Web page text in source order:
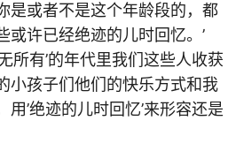
是或者不是这个年龄段的，都
或许已经绝迹的儿时回忆。’
所有’的年代里我们这些人收获
小孩子们他们的快乐方式和我
’绝迹的儿时回忆’来形容还是